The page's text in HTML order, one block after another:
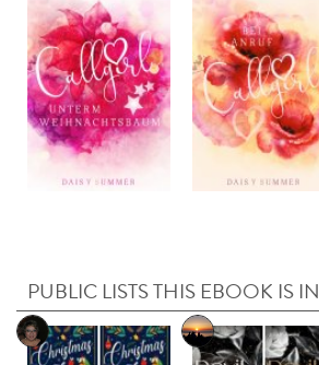
PUBLIC LISTS THIS EBOOK IS IN